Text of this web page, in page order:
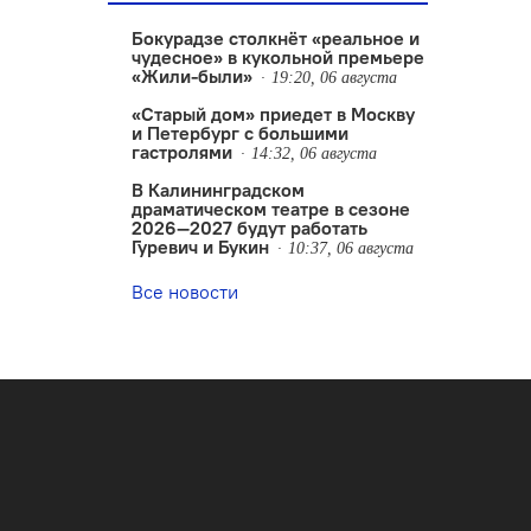
Бокурадзе столкнëт «реальное и
чудесное» в кукольной премьере
«Жили-были»
19:20, 06 августа
«Старый дом» приедет в Москву
и Петербург с большими
гастролями
14:32, 06 августа
В Калининградском
драматическом театре в сезоне
2026—2027 будут работать
Гуревич и Букин
10:37, 06 августа
Все новости